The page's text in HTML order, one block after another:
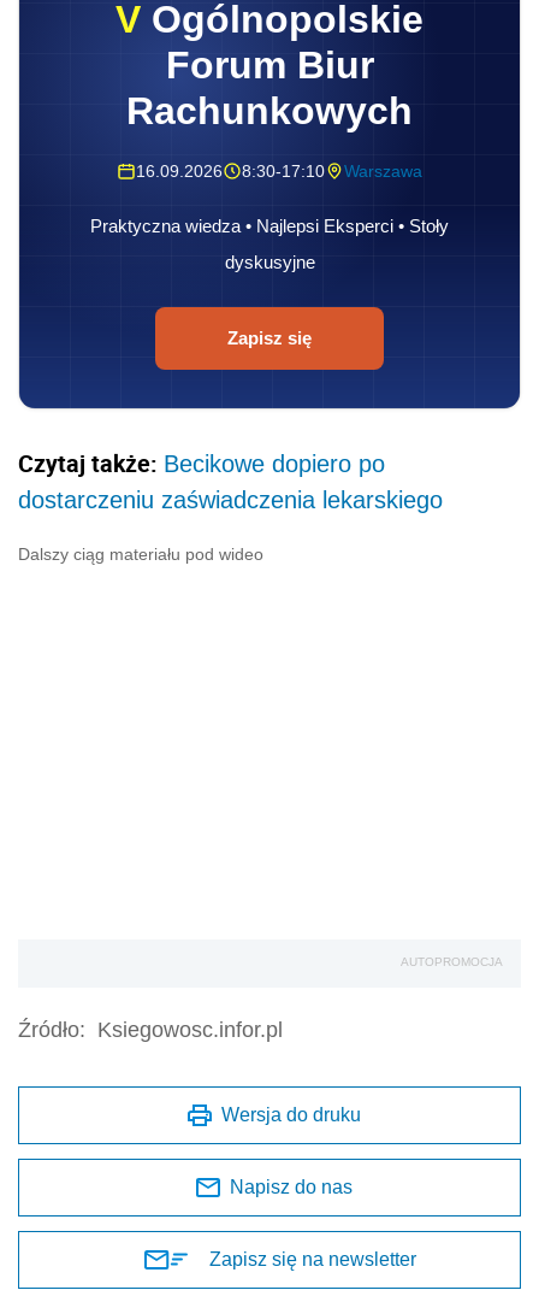
V Ogólnopolskie
Forum Biur
Rachunkowych
16.09.2026 8:30-17:10 Warszawa
Praktyczna wiedza • Najlepsi Eksperci • Stoły
dyskusyjne
Zapisz się
Czytaj także: Becikowe dopiero po
dostarczeniu zaświadczenia lekarskiego
Dalszy ciąg materiału pod wideo
AUTOPROMOCJA
Źródło: Ksiegowosc.infor.pl
Wersja do druku
Napisz do nas
Zapisz się na newsletter